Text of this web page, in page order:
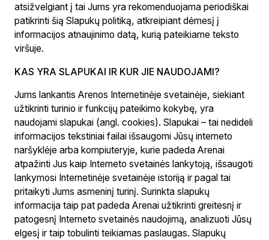
atsižvelgiant į tai Jums yra rekomenduojama periodiškai
patikrinti šią Slapukų politiką, atkreipiant dėmesį į
informacijos atnaujinimo datą, kurią pateikiame teksto
viršuje.
KAS YRA SLAPUKAI IR KUR JIE NAUDOJAMI?
Jums lankantis Arenos Internetinėje svetainėje, siekiant
užtikrinti turinio ir funkcijų pateikimo kokybę, yra
naudojami slapukai (angl. cookies). Slapukai – tai nedideli
informacijos tekstiniai failai išsaugomi Jūsų interneto
naršyklėje arba kompiuteryje, kurie padeda Arenai
atpažinti Jus kaip Interneto svetainės lankytoją, išsaugoti
lankymosi Internetinėje svetainėje istoriją ir pagal tai
pritaikyti Jums asmeninį turinį. Surinkta slapukų
informacija taip pat padeda Arenai užtikrinti greitesnį ir
patogesnį Interneto svetainės naudojimą, analizuoti Jūsų
elgesį ir taip tobulinti teikiamas paslaugas. Slapukų